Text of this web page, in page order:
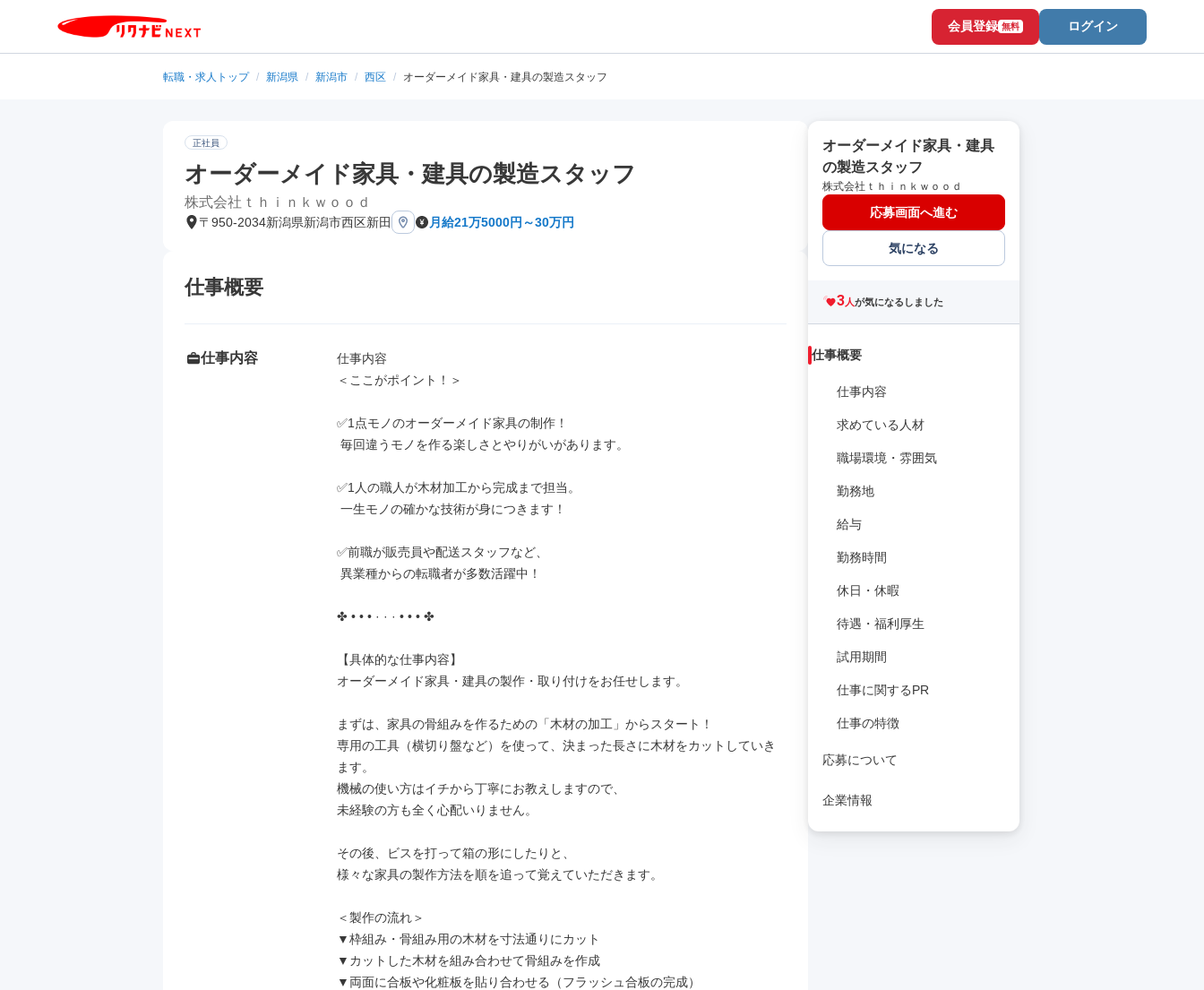
会員登録 無料 ログイン
転職・求人トップ / 新潟県 / 新潟市 / 西区 / オーダーメイド家具・建具の製造スタッフ
正社員
オーダーメイド家具・建具の製造スタッフ
株式会社ｔｈｉｎｋｗｏｏｄ
〒950-2034新潟県新潟市西区新田 月給21万5000円～30万円
仕事概要
仕事内容
仕事内容
＜ここがポイント！＞
✅1点モノのオーダーメイド家具の制作！
✅1人の職人が木材加工から完成まで担当。
✅前職が販売員や配送スタッフなど、
✤ • • • · · · • • • ✤
【具体的な仕事内容】
オーダーメイド家具・建具の製作・取り付けをお任せします。
まずは、家具の骨組みを作るための「木材の加工」からスタート！
専用の工具（横切り盤など）を使って、決まった長さに木材をカットしていき
ます。
機械の使い方はイチから丁寧にお教えしますので、
未経験の方も全く心配いりません。
その後、ビスを打って箱の形にしたりと、
様々な家具の製作方法を順を追って覚えていただきます。
＜製作の流れ＞
▼枠組み・骨組み用の木材を寸法通りにカット
▼カットした木材を組み合わせて骨組みを作成
▼両面に合板や化粧板を貼り合わせる（フラッシュ合板の完成）
オーダーメイド家具・建具
の製造スタッフ
株式会社ｔｈｉｎｋｗｏｏｄ
応募画面へ進む
気になる
3人が気になるしました
仕事概要
仕事内容
求めている人材
職場環境・雰囲気
勤務地
給与
勤務時間
休日・休暇
待遇・福利厚生
試用期間
仕事に関するPR
仕事の特徴
応募について
企業情報